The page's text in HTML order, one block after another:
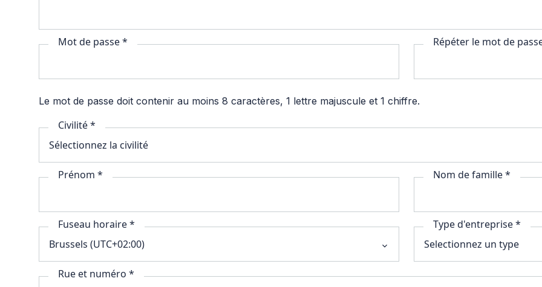
Mot de passe * Répéter le mot de
Le mot de passe doit contenir au moins 8 caractères, 1 lettre majuscule et 1 chiffre.
Civilité *
Prénom * Nom de famille *
Fuseau horaire * Type d'entreprise *
Rue et numéro *